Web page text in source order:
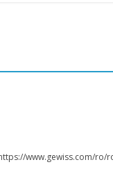
www.gewiss.com/ro/